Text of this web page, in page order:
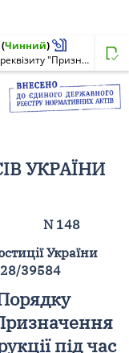
(Чинний)
Про затвердження Порядку заповнення реквізиту "Призначення платежу" платіжної інструкції під час сплати (стягнення) податків, зборів, митних, інших платежів, єдиного внеску на загальнообов'язкове державне соціальне страхування, внесення авансових платежів (передоплати), грошової застави, а також у разі їх повернення